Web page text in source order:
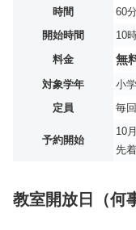
時間
60分
開始時間
10
料金
無
対象学年
小
定員
毎
予約開始
10
先
教室開放日（何